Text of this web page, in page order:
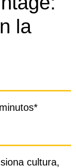
la
cultura,